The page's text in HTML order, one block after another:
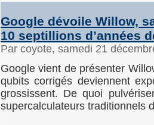
Google dévoile Willow,
10 septillions d’années
Par coyote, samedi 21
Google vient de présenter
qubits corrigés deviennent
grossissent. De quoi
supercalculateurs traditionnels